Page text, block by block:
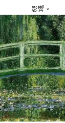
影響。